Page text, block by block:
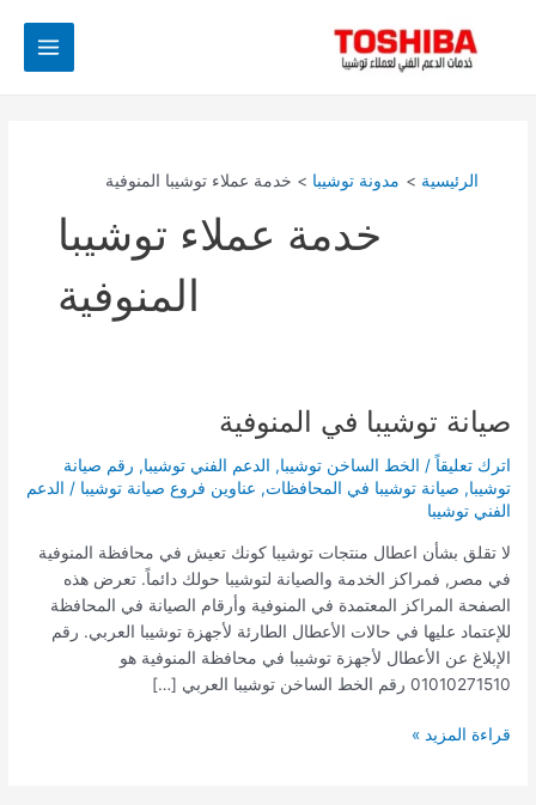
Main
الرئيسية مدونة توشيبا خدمة عملاء توشيبا المنوفية
خدمة عملاء توشيبا
المنوفية
صيانة توشيبا في المنوفية
اترك تعليقاً / الخط الساخن توشيبا, الدعم الفني توشيبا, رقم صيانة
توشيبا, صيانة توشيبا في المحافظات, عناوين فروع صيانة توشيبا / الدعم
الفني توشيبا
لا تقلق بشأن اعطال منتجات توشيبا كونك تعيش في محافظة المنوفية
في مصر, فمراكز الخدمة والصيانة لتوشيبا حولك دائماً. تعرض هذه
الصفحة المراكز المعتمدة في المنوفية وأرقام الصيانة في المحافظة
للإعتماد عليها في حالات الأعطال الطارئة لأجهزة توشيبا العربي. رقم
الإبلاغ عن الأعطال لأجهزة توشيبا في محافظة المنوفية هو
01010271510 رقم الخط الساخن توشيبا العربي […]
صيانة
توشيبا
في
المنوفية
قراءة المزيد »